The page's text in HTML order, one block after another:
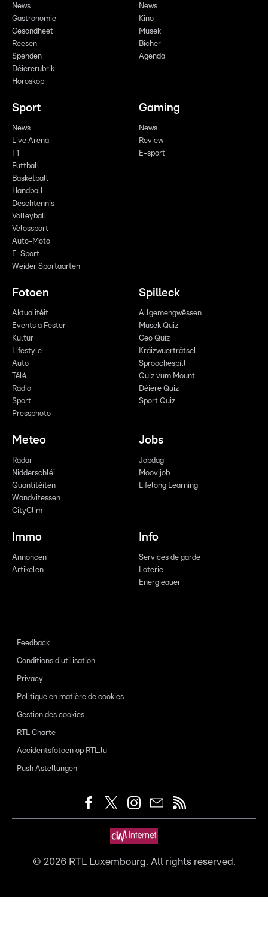
News
Gastronomie
Gesondheet
Reesen
Spenden
Déiererubrik
Horoskop
News
Kino
Musek
Bicher
Agenda
Sport
News
Live Arena
F1
Futtball
Basketball
Handball
Dëschtennis
Volleyball
Vëlossport
Auto-Moto
E-Sport
Weider Sportaarten
Gaming
News
Review
E-sport
Fotoen
Aktualitéit
Events a Fester
Kultur
Lifestyle
Auto
Télé
Radio
Sport
Pressphoto
Spilleck
Allgemengwëssen
Musek Quiz
Geo Quiz
Kräizwuerträtsel
Sproochespill
Quiz vum Mount
Déiere Quiz
Sport Quiz
Meteo
Radar
Nidderschléi
Quantitéiten
Wandvitessen
CityClim
Jobs
Jobdag
Moovijob
Lifelong Learning
Immo
Annoncen
Artikelen
Info
Services de garde
Loterie
Energieauer
Feedback
Conditions d'utilisation
Privacy
Politique en matière de cookies
Gestion des cookies
RTL Charte
Accidentsfotoen op RTL.lu
Push Astellungen
© 2026RTL Luxembourg. All rights reserved.